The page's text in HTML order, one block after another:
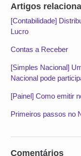
Artigos
[Contabilidade]
Lucro
Contas a Receber
[Simples Nacional]
Nacional pode
[Painel] Como emitir
Primeiros passos no
Comentários